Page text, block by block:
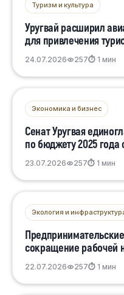
Туризм и культура
Уругвай расширил
для привлечения
24.07.2026 257⏱ 1 мин
Экономика и бизнес
Сенат Уругвая
по бюджету 2025 года
23.07.2026 257⏱ 1 мин
Экология и
сокращение рабочей
22.07.2026 257⏱ 1 мин